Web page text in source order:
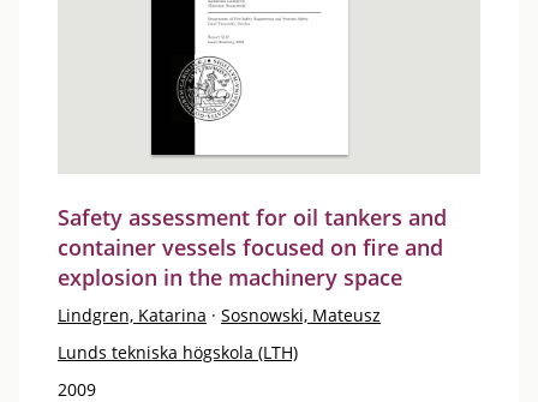
Safety assessment for oil tankers and
container vessels focused on fire and
explosion in the machinery space
Lindgren, Katarina · Sosnowski, Mateusz
Lunds tekniska högskola (LTH)
2009